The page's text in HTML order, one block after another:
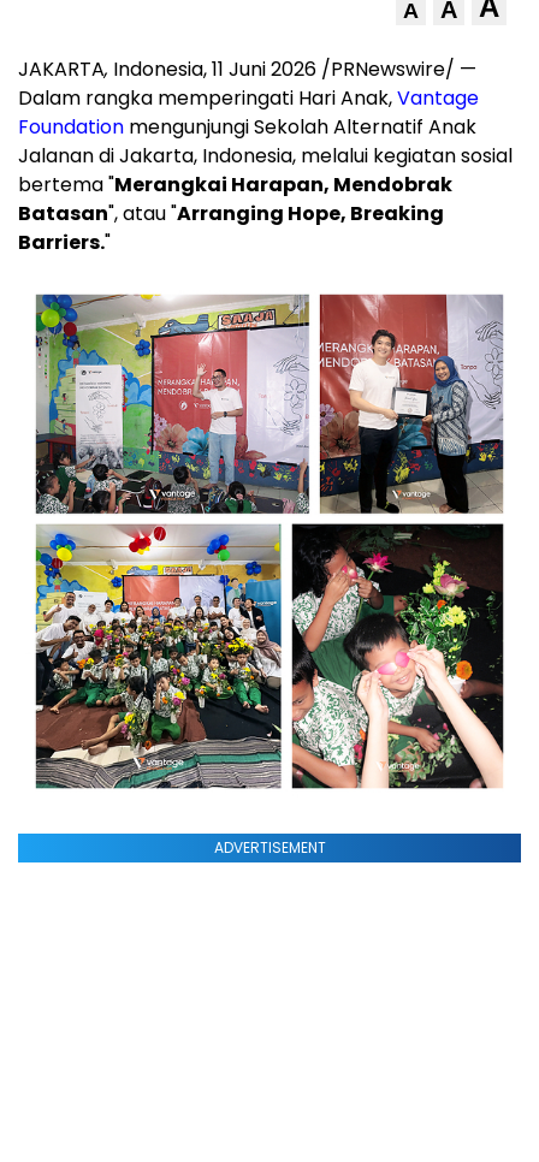
A A A
JAKARTA, Indonesia, 11 Juni 2026 /PRNewswire/ —
Dalam rangka memperingati Hari Anak,Vantage
Foundation mengunjungi Sekolah Alternatif Anak
Jalanan di Jakarta, Indonesia, melalui kegiatan sosial
bertema "Merangkai Harapan, Mendobrak
Batasan", atau "Arranging Hope, Breaking
Barriers."
ADVERTISEMENT